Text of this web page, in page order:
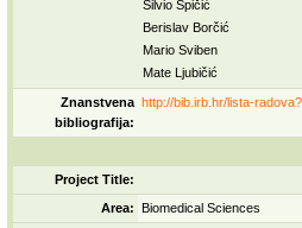
Silvio Špičić
Berislav Borčić
Mario Sviben
Mate Ljubičić
Znanstvena
bibliografija:
http://bib.irb.hr/lista-
Project Title:
Area: Biomedical Sciences